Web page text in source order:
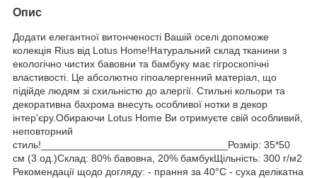
Опис
Додати елегантної витонченості Вашій оселі допоможе
колекція Rius від Lotus Home!Натуральний склад тканини з
екологічно чистих бавовни та бамбуку має гігроскопічні
властивості. Це абсолютно гіпоалергенний матеріал, що
підійде людям зі схильністю до алергії. Стильні кольори та
декоративна бахрома внесуть особливої нотки в декор
інтер'єру.Обираючи Lotus Home Ви отримуєте свій особливий,
неповторний
стиль!_________________________________Розмір: 35*50
см (3 од.)Склад: 80% бавовна, 20% бамбукЩільність: 300 г/м2
Рекомендації щодо догляду: - прання за 40°C - суха делікатна